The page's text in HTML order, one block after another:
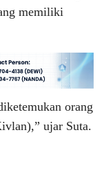
memiliki
orang
ujar Suta.